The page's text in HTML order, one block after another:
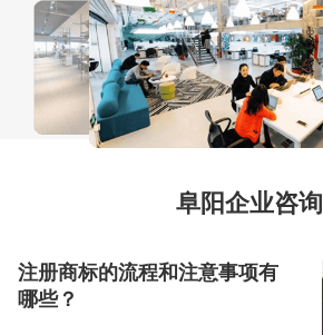
阜阳企业咨询
注册商标的流程和注意事项有
哪些？